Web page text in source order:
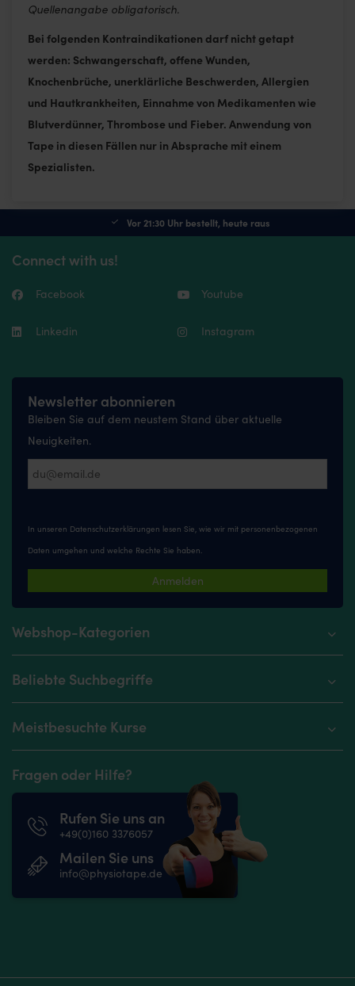
Quellenangabe obligatorisch.
Bei folgenden Kontraindikationen darf nicht getapt
werden: Schwangerschaft, offene Wunden,
Knochenbrüche, unerklärliche Beschwerden, Allergien
und Hautkrankheiten, Einnahme von Medikamenten wie
Blutverdünner, Thrombose und Fieber. Anwendung von
Tape in diesen Fällen nur in Absprache mit einem
Spezialisten.
Vor 21:30 Uhr bestellt, heute raus
Connect with us!
Facebook Youtube
Linkedin Instagram
Newsletter abonnieren
Bleiben Sie auf dem neustem Stand über aktuelle
Neuigkeiten.
In unseren Datenschutzerklärungen lesen Sie, wie wir mit personenbezogenen
Daten umgehen und welche Rechte Sie haben.
Anmelden
Webshop-Kategorien
Beliebte Suchbegriffe
Meistbesuchte Kurse
Fragen oder Hilfe?
Rufen Sie uns an
+49(0)160 3376057
Mailen Sie uns
info@physiotape.de